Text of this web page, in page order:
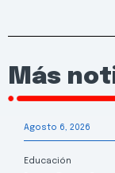
Más
Agosto 6, 2026
Educación